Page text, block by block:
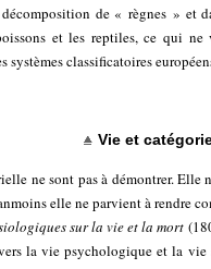
de « règnes » et
et les reptiles, ce qui
classificatoires
Vie et
ne sont pas à démontrer. Elle
elle ne parvient à rendre
sur la vie et la mort
la vie psychologique et la